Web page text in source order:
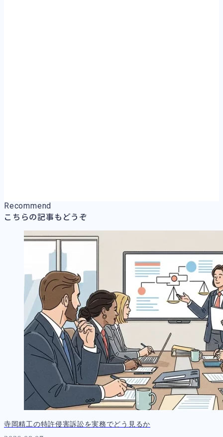
Recommend
こちらの記事もどうぞ
寺岡精工の特許侵害訴訟を実務でどう見るか